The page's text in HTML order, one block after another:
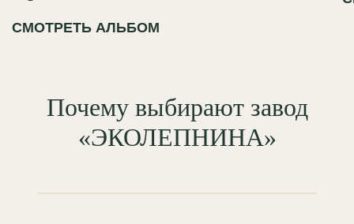
СМОТРЕТЬ АЛЬБОМ
Почему выбирают завод
«ЭКОЛЕПНИНА»